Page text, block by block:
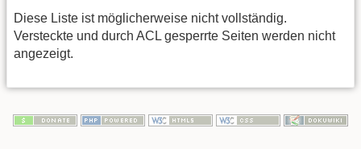
Diese Liste ist möglicherweise nicht vollständig.
Versteckte und durch ACL gesperrte Seiten werden nicht
angezeigt.